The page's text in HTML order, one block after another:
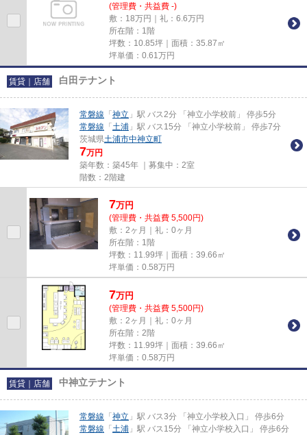
(管理費・共益費 -)
敷：18万円｜礼：6.6万円
所在階：1階
坪数：10.85坪｜面積：35.87㎡
坪単価： 0.61万円
賃貸｜店舗 白田テナント
常磐線 「 神立 」駅 バス2分 「神立小学校前」 停歩5分
常磐線 「 土浦 」駅 バス15分 「神立小学校前」 停歩7分
茨城県土浦市中神立町
7万円
築年数：築45年 ｜募集中： 2室
階数：2階建
7万円
(管理費・共益費 5,500円)
敷：2ヶ月｜礼：0ヶ月
所在階：1階
坪数：11.99坪｜面積：39.66㎡
坪単価： 0.58万円
7万円
(管理費・共益費 5,500円)
敷：2ヶ月｜礼：0ヶ月
所在階：2階
坪数：11.99坪｜面積：39.66㎡
坪単価： 0.58万円
賃貸｜店舗 中神立テナント
常磐線 「 神立 」駅 バス3分 「神立小学校入口」 停歩6分
常磐線 「 土浦 」駅 バス15分 「神立小学校入口」 停歩6分